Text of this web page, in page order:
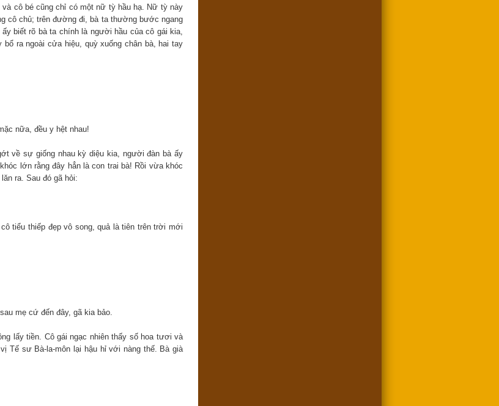
cô bé cũng chỉ có một nữ tỳ hầu hạ. Nữ tỳ này
cô chủ; trên đường đi, bà ta thường bước ngang
biết rõ bà ta chính là người hầu của cô gái kia,
ra ngoài cửa hiệu, quỳ xuống chân bà, hai tay
nữa, đều y hệt nhau!
về sự giống nhau kỳ diệu kia, người đàn bà ấy
lớn rằng đây hẳn là con trai bà! Rồi vừa khóc
ra. Sau đó gã hỏi:
tiểu thiếp đẹp vô song, quả là tiên trên trời mới
mẹ cứ đến đây, gã kia bảo.
lấy tiền. Cô gái ngạc nhiên thấy số hoa tươi và
Tế sư Bà-la-môn lại hậu hỉ với nàng thế. Bà già